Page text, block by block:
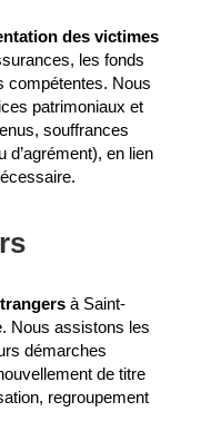
des victimes
les fonds
compétentes. Nous
patrimoniaux et
souffrances
d’agrément), en lien
à Saint-
Nous assistons les
démarches
de titre
regroupement